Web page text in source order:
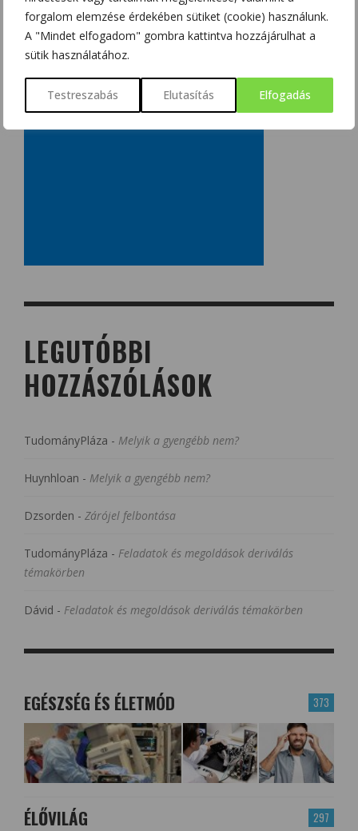
forgalom elemzése érdekében sütiket (cookie) használunk.
A "Mindet elfogadom" gombra kattintva hozzájárulhat a
sütik használatához.
Testreszabás Elutasítás Elfogadás
LEGUTÓBBI
HOZZÁSZÓLÁSOK
TudományPláza - Melyik a gyengébb nem?
Huynhloan - Melyik a gyengébb nem?
Dzsorden - Zárójel felbontása
TudományPláza - Feladatok és megoldások deriválás
témakörben
Dávid - Feladatok és megoldások deriválás témakörben
373
EGÉSZSÉG ÉS ÉLETMÓD
297
ÉLŐVILÁG